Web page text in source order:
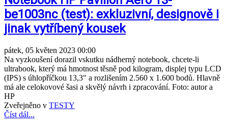
be1003nc (test): exkluzivní, designově i
jinak vytříbený kousek
pátek, 05 květen 2023 00:00
Na vyzkoušení dorazil vskutku nádherný notebook, chcete-li
ultrabook, který má hmotnost těsně pod kilogram, displej typu LCD
(IPS) s úhlopříčkou 13,3" a rozlišením 2.560 x 1.600 bodů. Hlavně
má ale celokovové šasi a skvělý návrh i zpracování. Foto: autor a
HP
Zveřejněno v TESTY
Číst dál...